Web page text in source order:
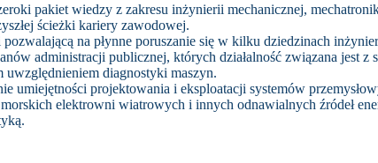
pakiet wiedzy z zakresu inżynierii mechanicznej,
ścieżki kariery zawodowej.
na płynne poruszanie się w kilku dziedzinach
administracji publicznej, których działalność związana jest z
uwzględnieniem diagnostyki maszyn.
umiejętności projektowania i eksploatacji systemów
elektrowni wiatrowych i innych odnawialnych źródeł